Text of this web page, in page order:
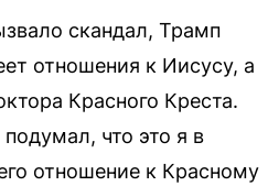
скандал, Трамп
отношения к Иисусу, а
Красного Креста.
что это я в
отношение к Красному